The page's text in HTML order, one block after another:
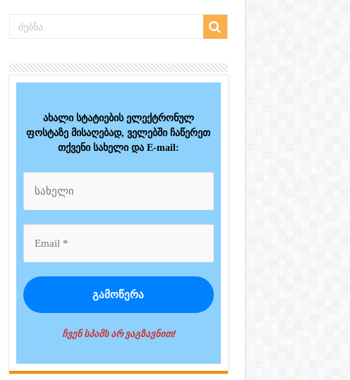
ახალი სტატიების ელექტრონულ
ფოსტაზე მისაღებად, ველებში ჩაწერეთ
თქვენი სახელი და E-mail:
ჩვენ სპამს არ ვაგზავნით!